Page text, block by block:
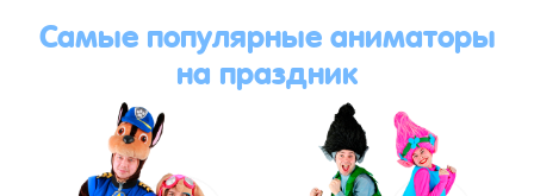
Самые популярные аниматоры
на праздник